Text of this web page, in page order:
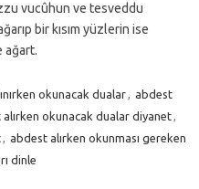
vucûhun ve tesveddu
bir kısım yüzlerin ise
ağart.
okunacak dualar, abdest
okunacak dualar diyanet,
, abdest alırken okunması gereken
dinle